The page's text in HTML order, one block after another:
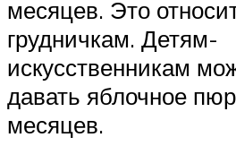
месяцев. Это
грудничкам. Детям-
искусственникам
давать яблочное
месяцев.